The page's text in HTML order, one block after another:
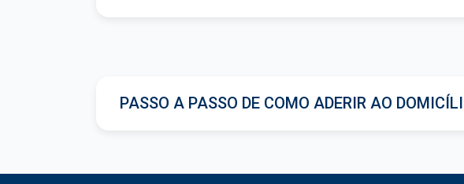
PASSO A PASSO DE COMO ADERIR AO